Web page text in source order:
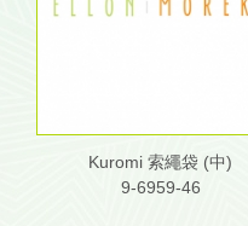
Kuromi 索繩袋 (中)
9-6959-46